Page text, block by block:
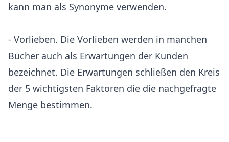
kann man als Synonyme verwenden.
- Vorlieben. Die Vorlieben werden in manchen
Bücher auch als Erwartungen der Kunden
bezeichnet. Die Erwartungen schließen den Kreis
der 5 wichtigsten Faktoren die die nachgefragte
Menge bestimmen.